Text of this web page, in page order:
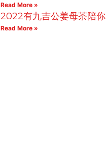
Read More »
2022有九吉公姜母茶陪你
Read More »